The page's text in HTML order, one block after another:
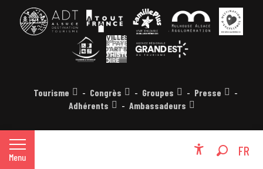
Menu FR
EN
Tourisme Congrès Groupes
Presse
Adhérents
Ambassadeurs